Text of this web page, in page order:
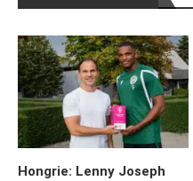
Hongrie: Lenny Joseph